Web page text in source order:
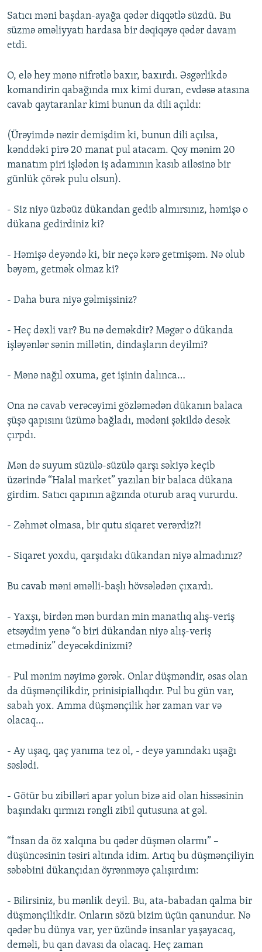
Satıcı məni başdan-ayağa qədər diqqətlə süzdü. Bu
süzmə əməliyyatı hardasa bir dəqiqəyə qədər davam
etdi.
O, elə hey mənə nifrətlə baxır, baxırdı. Əsgərlikdə
komandirin qabağında mıx kimi duran, evdəsə atasına
cavab qaytaranlar kimi bunun da dili açıldı:
(Ürəyimdə nəzir demişdim ki, bunun dili açılsa,
kənddəki pirə 20 manat pul atacam. Qoy mənim 20
manatım piri işlədən iş adamının kasıb ailəsinə bir
günlük çörək pulu olsun).
- Siz niyə üzbəüz dükandan gedib almırsınız, həmişə o
dükana gedirdiniz ki?
- Həmişə deyəndə ki, bir neçə kərə getmişəm. Nə olub
bəyəm, getmək olmaz ki?
- Daha bura niyə gəlmişsiniz?
- Heç dəxli var? Bu nə deməkdir? Məgər o dükanda
işləyənlər sənin millətin, dindaşların deyilmi?
- Mənə nağıl oxuma, get işinin dalınca…
Ona nə cavab verəcəyimi gözləmədən dükanın balaca
şüşə qapısını üzümə bağladı, mədəni şəkildə desək
çırpdı.
Mən də suyum süzülə-süzülə qarşı səkiyə keçib
üzərində “Halal market” yazılan bir balaca dükana
girdim. Satıcı qapının ağzında oturub araq vururdu.
- Zəhmət olmasa, bir qutu siqaret verərdiz?!
- Siqaret yoxdu, qarşıdakı dükandan niyə almadınız?
Bu cavab məni əməlli-başlı hövsələdən çıxardı.
- Yaxşı, birdən mən burdan min manatlıq alış-veriş
etsəydim yenə “o biri dükandan niyə alış-veriş
etmədiniz” deyəcəkdinizmi?
- Pul mənim nəyimə gərək. Onlar düşməndir, əsas olan
da düşmənçilikdir, prinisipiallıqdır. Pul bu gün var,
sabah yox. Amma düşmənçilik hər zaman var və
olacaq…
- Ay uşaq, qaç yanıma tez ol, - deyə yanındakı uşağı
səslədi.
- Götür bu zibilləri apar yolun bizə aid olan hissəsinin
başındakı qırmızı rəngli zibil qutusuna at gəl.
“İnsan da öz xalqına bu qədər düşmən olarmı” –
düşüncəsinin təsiri altında idim. Artıq bu düşmənçiliyin
səbəbini dükançıdan öyrənməyə çalışırdım:
- Bilirsiniz, bu mənlik deyil. Bu, ata-babadan qalma bir
düşmənçilikdir. Onların sözü bizim üçün qanundur. Nə
qədər bu dünya var, yer üzündə insanlar yaşayacaq,
deməli, bu qan davası da olacaq. Heç zaman